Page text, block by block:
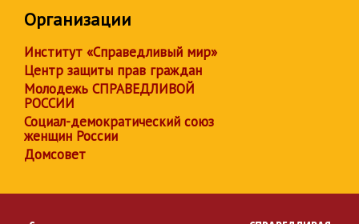
Организации
Институт «Справедливый мир»
Центр защиты прав граждан
Молодежь СПРАВЕДЛИВОЙ
РОССИИ
Социал-демократический союз
женщин России
Домсовет